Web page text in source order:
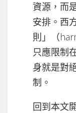
資源，而
安排。西
則」（
只應限制
身就是對
制。
回到本文